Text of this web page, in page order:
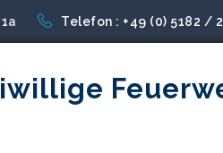
Telefon : +49 (0) 5182 /